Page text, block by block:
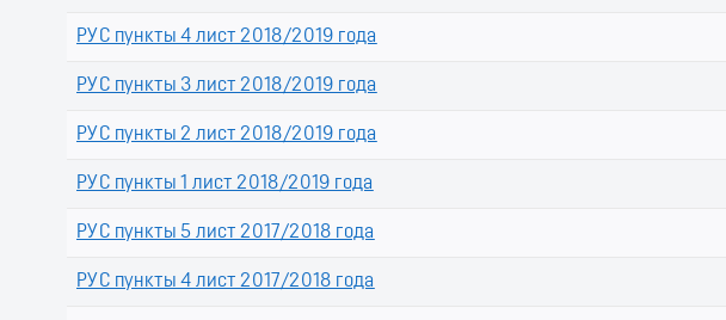
РУС пункты 4 лист 2018/2019 года
РУС пункты 3 лист 2018/2019 года
РУС пункты 2 лист 2018/2019 года
РУС пункты 1 лист 2018/2019 года
РУС пункты 5 лист 2017/2018 года
РУС пункты 4 лист 2017/2018 года